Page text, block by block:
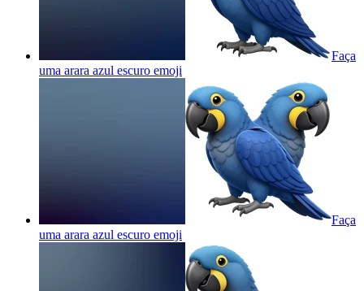
Faça
uma arara azul escuro emoji
Faça
uma arara azul escuro emoji